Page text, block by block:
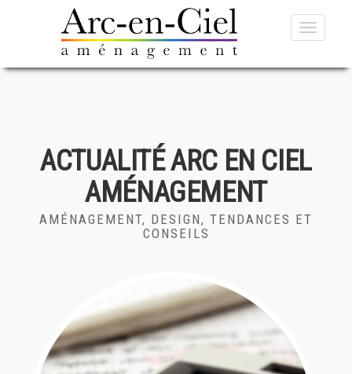
Toggle
ACTUALITÉ ARC EN CIEL
AMÉNAGEMENT
AMÉNAGEMENT, DESIGN, TENDANCES ET
CONSEILS